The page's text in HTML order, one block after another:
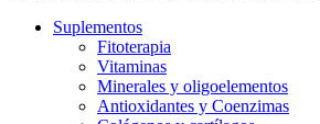
Suplementos
Fitoterapia
Vitaminas
Minerales y oligoelementos
Antioxidantes y Coenzimas